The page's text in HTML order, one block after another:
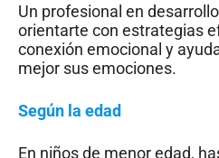
Un profesional en
orientarte con estrategias
conexión emocional y
mejor sus emociones.
Según la edad
En niños de menor edad,